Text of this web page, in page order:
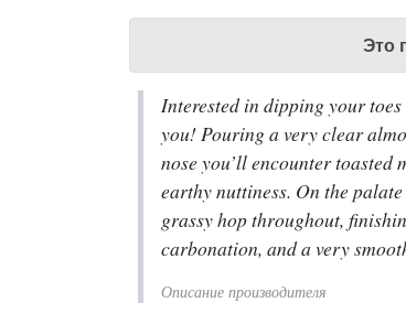
Это
Interested in dipping your
you! Pouring a very clear
nose you’ll encounter
earthy nuttiness. On the
grassy hop throughout,
carbonation, and a very
Описание производителя